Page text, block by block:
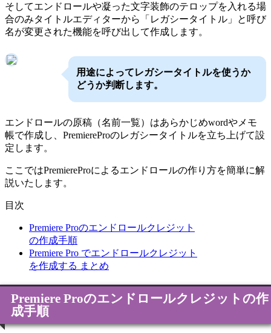
そしてエンドロールや凝った文字装飾のテロップを入れる場
合のみタイトルエディターから「レガシータイトル」と呼び
名が変更された機能を呼び出して作成します。
用途によってレガシータイトルを使うか
どうか判断します。
エンドロールの原稿（名前一覧）はあらかじめwordやメモ
帳で作成し、PremiereProのレガシータイトルを立ち上げて設
定します。
ここではPremiereProによるエンドロールの作り方を簡単に解
説いたします。
目次
Premiere Proのエンドロールクレジット
の作成手順
Premiere Pro でエンドロールクレジット
を作成する まとめ
Premiere Proのエンドロールクレジットの作
成手順